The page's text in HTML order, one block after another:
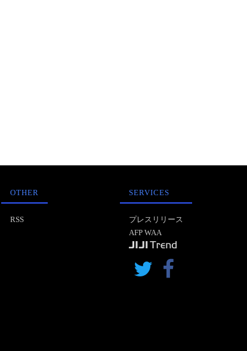
OTHER
RSS
SERVICES
プレスリリース
AFP WAA